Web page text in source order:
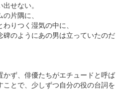
せない。
片隅に、
りつく湿気の中に、
碑のようにあの男は立っていたのだ
かず、俳優たちがエチュードと呼ば
ことで、少しずつ自分の役の台詞を